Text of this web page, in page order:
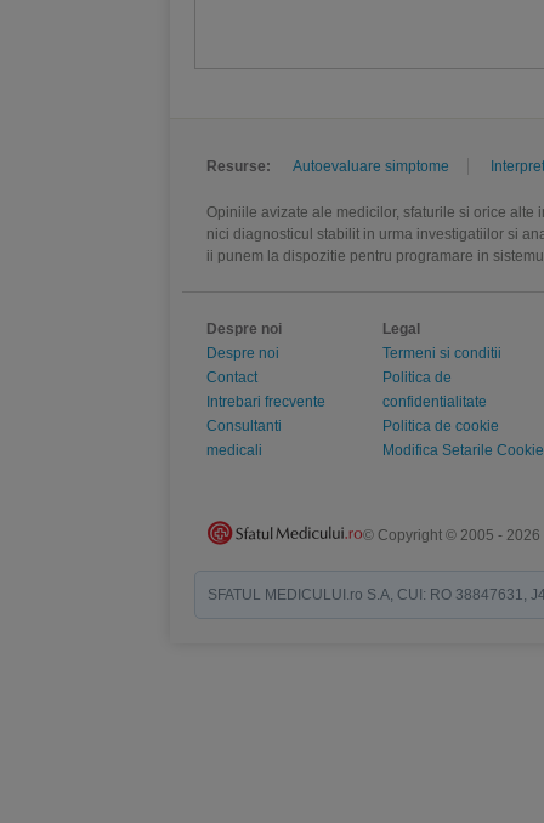
Resurse: Autoevaluare simptome
Opiniile avizate ale medicilor, sfaturile si orice
nici diagnosticul stabilit in urma investigatiilor si
ii punem la dispozitie pentru programare in
Despre noi
Despre noi
Contact
Intrebari frecvente
Consultanti
medicali
Legal
Termeni si conditii
Politica de
confidentialitate
Politica de cookie
Modifica Setarile Cookie
© Copyright © 2005 - 2026
SFATUL MEDICULUI.ro S.A, CUI: RO 38847631,